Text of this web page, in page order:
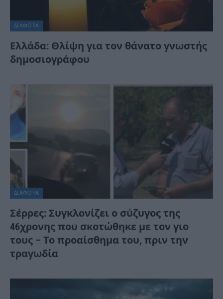
ΔΙΆΦΟΡΑ
Ελλάδα: Θλίψη για τον θάνατο γνωστής
δημοσιογράφου
ΔΙΆΦΟΡΑ
Σέρρες: Συγκλονίζει ο σύζυγος της
46χρονης που σκοτώθηκε με τον γιο
τους – Το προαίσθημα του, πριν την
τραγωδία